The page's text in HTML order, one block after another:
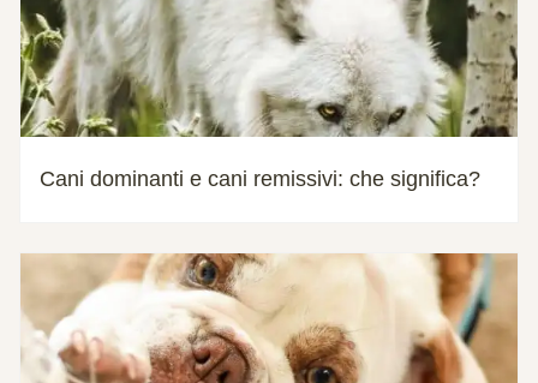
Cani dominanti e cani remissivi: che significa?